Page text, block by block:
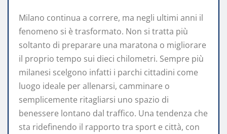
Milano continua a correre, ma negli ultimi anni il
fenomeno si è trasformato. Non si tratta più
soltanto di preparare una maratona o migliorare
il proprio tempo sui dieci chilometri. Sempre più
milanesi scelgono infatti i parchi cittadini come
luogo ideale per allenarsi, camminare o
semplicemente ritagliarsi uno spazio di
benessere lontano dal traffico. Una tendenza che
sta ridefinendo il rapporto tra sport e città, con